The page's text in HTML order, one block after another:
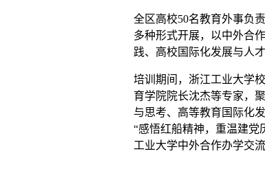
全区高校50名教育外事负
多种形式开展，以中外合
践、高校国际化发展与人
培训期间，浙江工业大学
育学院院长沈杰等专家，
与思考、高等教育国际化
“感悟红船精神，重温建党
工业大学中外合作办学交